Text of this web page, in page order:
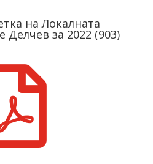
на Локалната
Делчев за 2022 (903)